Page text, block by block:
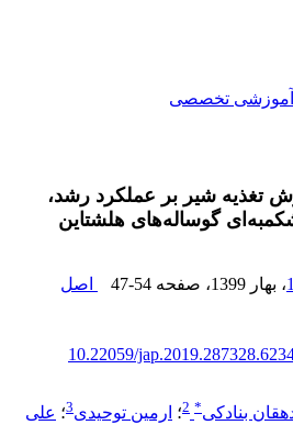
آموزشی تخصصی
تغذیه شیر بر عملکرد رشد،
گوساله‌های هلشتاین
، بهار 1399 ، صفحه 47-54
اصل
10.22059/
بنادکی*
2؛ ارمین توحیدی3؛ علی